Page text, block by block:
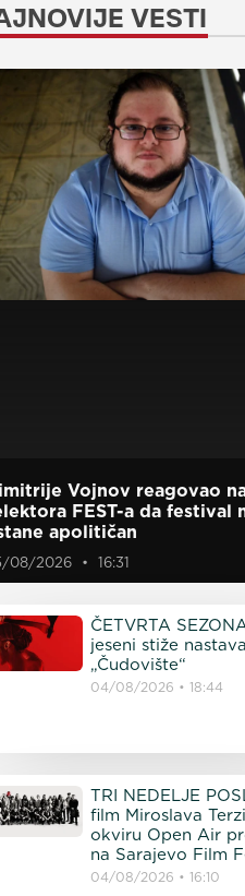
VESTI
Vojnov reagovao
FEST-a da festival
apolitičan
08/2026 16:31
ČETVRTA
jeseni stiže
„Čudovište“
04/08/2026 18:44
TRI NEDELJE
film Miroslava
okviru Open Air
na Sarajevo Film
04/08/2026 16:10